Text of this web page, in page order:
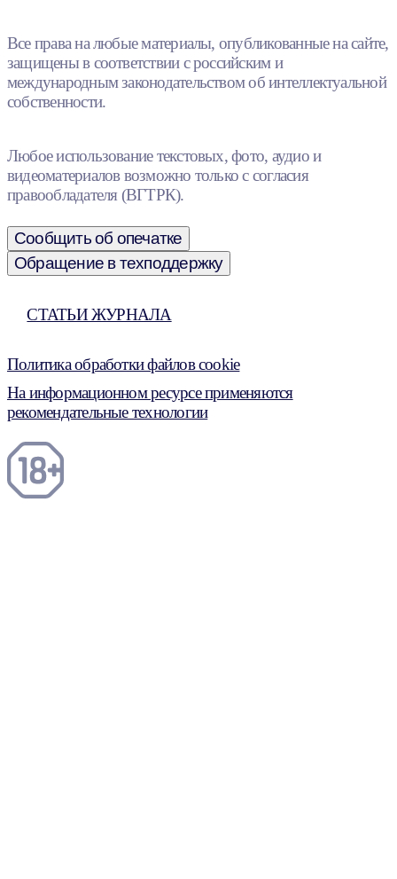
Все права на любые материалы, опубликованные на сайте,
защищены в соответствии с российским и
международным законодательством об интеллектуальной
собственности.
Любое использование текстовых, фото, аудио и
видеоматериалов возможно только с согласия
правообладателя (ВГТРК).
Сообщить об опечатке
Обращение в техподдержку
СТАТЬИ ЖУРНАЛА
Политика обработки файлов cookie
На информационном ресурсе применяются
рекомендательные технологии